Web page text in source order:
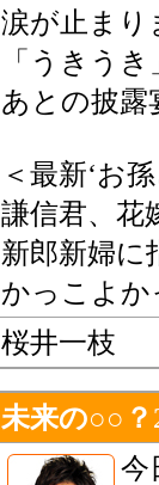
涙が止まり
「うきう
あとの披露
＜最新‘お
謙信君、花
新郎新婦に
かっこよか
桜井一枝
未来の○○？
今